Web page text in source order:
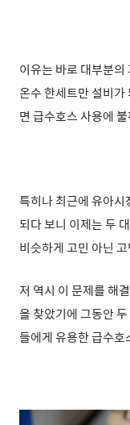
이유는 바로 대부분
온수 한세트만 설비가
면 급수호스 사용에
특히나 최근에 유아시
되다 보니 이제는 두
비슷하게 고민 아닌
저 역시 이 문제를 해
을 찾았기에 그동안
들에게 유용한 급수